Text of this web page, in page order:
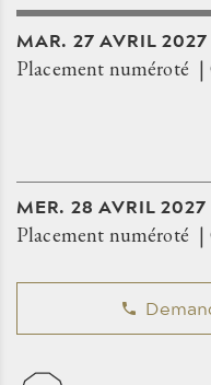
MAR. 27 AVRIL 2027
Placement numéroté
MER. 28 AVRIL 2027
Placement numéroté